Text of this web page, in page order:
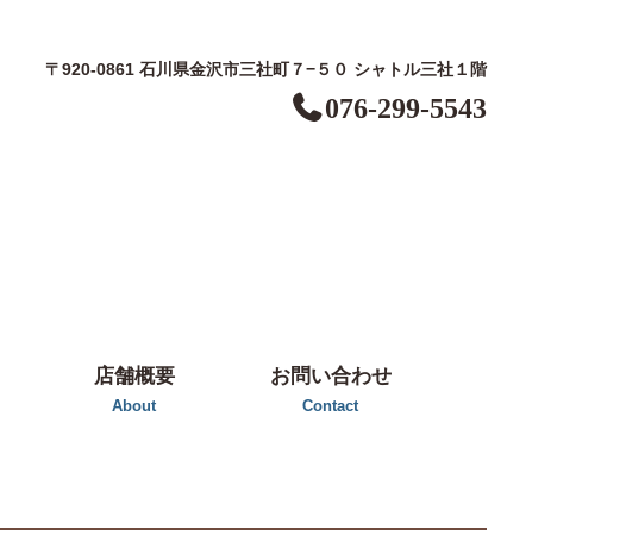
〒920-0861 石川県金沢市三社町７−５０ シャトル三社１階
076-299-5543
店舗概要
About
お問い合わせ
Contact